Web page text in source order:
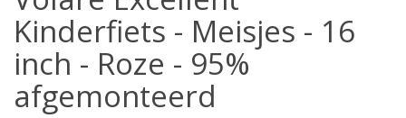
Kinderfiets - Meisjes - 16
inch - Roze - 95%
afgemonteerd